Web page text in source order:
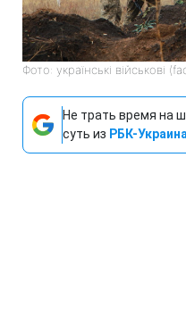
Фото: українські військові
Не трать время на
суть из РБК-